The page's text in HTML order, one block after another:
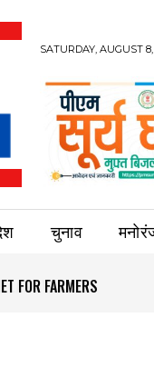
SATURDAY, AUGUST
चुनाव
FOR FARMERS